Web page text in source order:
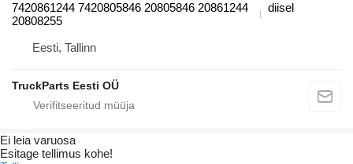
7420861244 7420805846 20805846 20861244
20808255
diisel
Eesti, Tallinn
TruckParts Eesti OÜ
Ei leia varuosa
Esitage tellimus kohe!